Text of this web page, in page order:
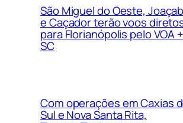
São Miguel do Oeste,
e Caçador terão voos
para Florianópolis pelo VOA +
SC
Com operações em Caxias
Sul e Nova Santa Rita,